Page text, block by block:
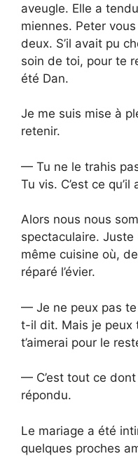
aveugle. Elle a
miennes. Peter
deux. S’il avait pu
soin de toi, pour te
été Dan.
Je me suis mise à
retenir.
— Tu ne le trahis
Tu vis. C’est ce
Alors nous nous
spectaculaire. Juste
même cuisine où,
réparé l’évier.
— Je ne peux pas
t-il dit. Mais je peux
t’aimerai pour le
— C’est tout ce dont
répondu.
Le mariage a été
quelques proches